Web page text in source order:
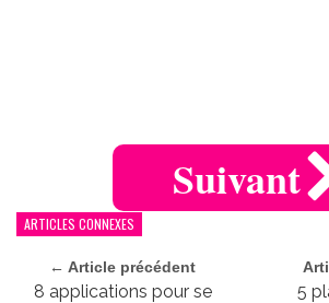
Suivant
ARTICLES CONNEXES
← Article précédent
8 applications pour se
5